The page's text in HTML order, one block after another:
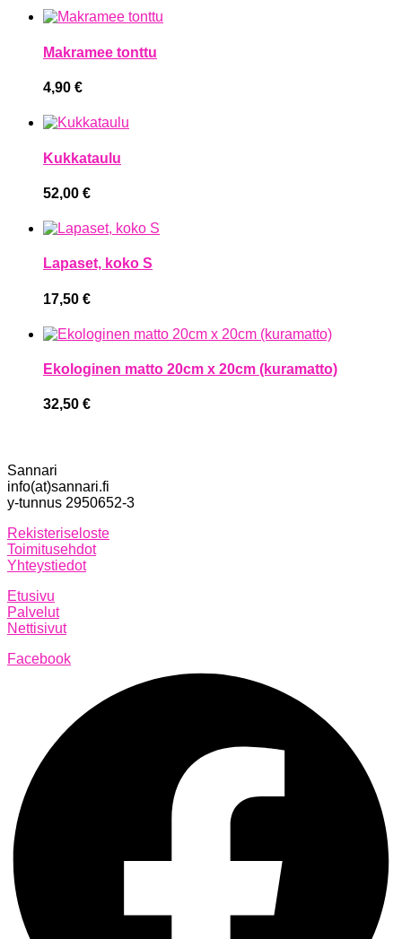
Makramee tonttu
4,90 €
Kukkataulu
52,00 €
Lapaset, koko S
17,50 €
Ekologinen matto 20cm x 20cm (kuramatto)
32,50 €
Sannari
info(at)sannari.fi
y-tunnus 2950652-3
Rekisteriseloste
Toimitusehdot
Yhteystiedot
Etusivu
Palvelut
Nettisivut
Facebook